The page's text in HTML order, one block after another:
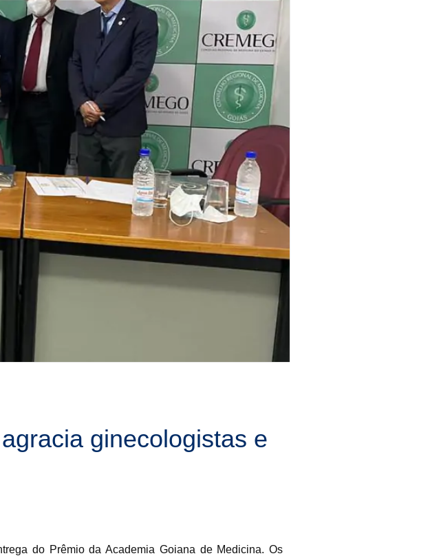
ginecologistas e
do Prêmio da Academia Goiana de Medicina. Os